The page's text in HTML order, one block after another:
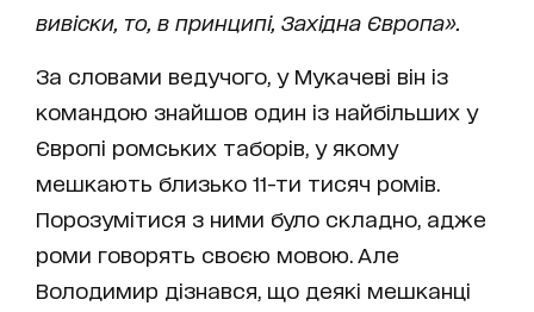
вивіски, то, в принципі, Західна Європа».
За словами ведучого, у Мукачеві він із
командою знайшов один із найбільших у
Європі ромських таборів, у якому
мешкають близько 11-ти тисяч ромів.
Порозумітися з ними було складно, адже
роми говорять своєю мовою. Але
Володимир дізнався, що деякі мешканці